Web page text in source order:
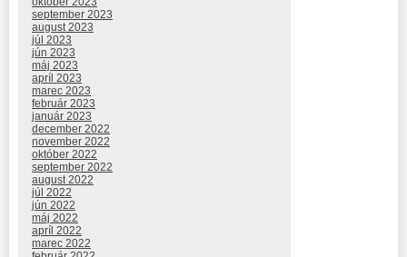
september 2023
august 2023
júl 2023
jún 2023
máj 2023
apríl 2023
marec 2023
február 2023
január 2023
december 2022
november 2022
október 2022
september 2022
august 2022
júl 2022
jún 2022
máj 2022
apríl 2022
marec 2022